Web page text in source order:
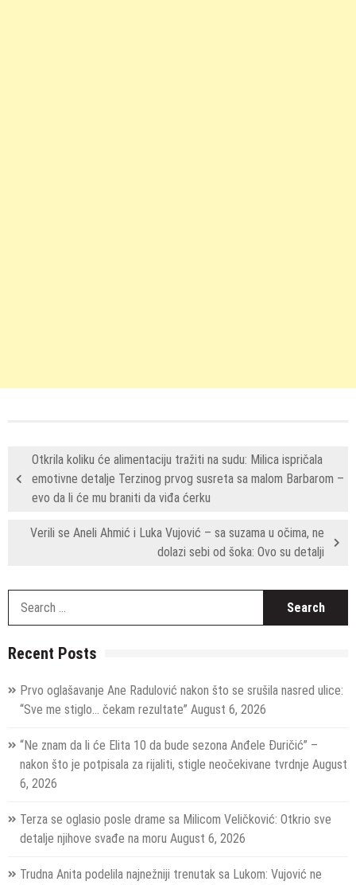
Otkrila koliku će alimentaciju tražiti na sudu: Milica ispričala
emotivne detalje Terzinog prvog susreta sa malom Barbarom –
evo da li će mu braniti da viđa ćerku
Verili se Aneli Ahmić i Luka Vujović – sa suzama u očima, ne
dolazi sebi od šoka: Ovo su detalji
Recent Posts
Prvo oglašavanje Ane Radulović nakon što se srušila nasred ulice:
“Sve me stiglo… čekam rezultate” August 6, 2026
“Ne znam da li će Elita 10 da bude sezona Anđele Đuričić” –
nakon što je potpisala za rijaliti, stigle neočekivane tvrdnje August
6, 2026
Terza se oglasio posle drame sa Milicom Veličković: Otkrio sve
detalje njihove svađe na moru August 6, 2026
Trudna Anita podelila najnežniji trenutak sa Lukom: Vujović ne